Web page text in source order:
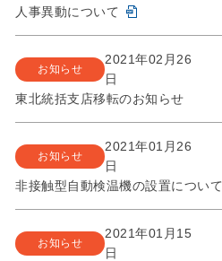
人事異動について
お知らせ
2021年02月26
日
東北統括支店移転のお知らせ
お知らせ
2021年01月26
日
非接触型自動検温機の設置について
お知らせ
2021年01月15
日